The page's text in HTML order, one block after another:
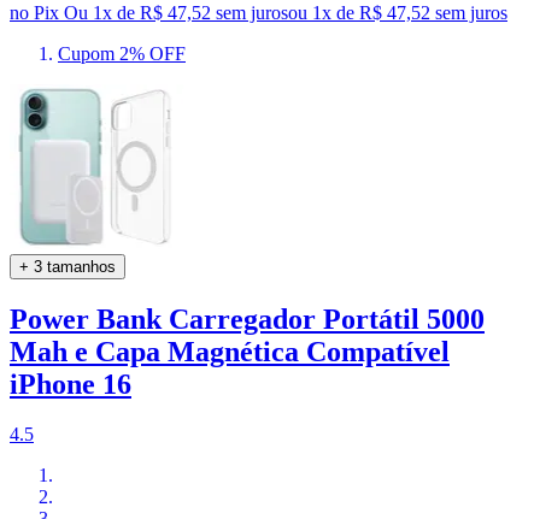
no Pix Ou 1x de R$ 47,52 sem jurosou 1x de R$ 47,52 sem juros
Cupom 2% OFF
+ 3 tamanhos
Power Bank Carregador Portátil 5000
Mah e Capa Magnética Compatível
iPhone 16
4.5